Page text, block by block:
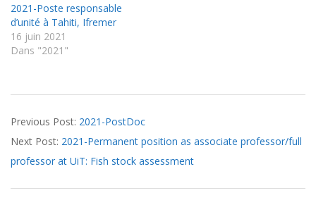
2021-Poste responsable
d’unité à Tahiti, Ifremer
16 juin 2021
Dans "2021"
06-
16
Previous Post: 2021-PostDoc
Next Post: 2021-Permanent position as associate professor/full
professor at UiT: Fish stock assessment